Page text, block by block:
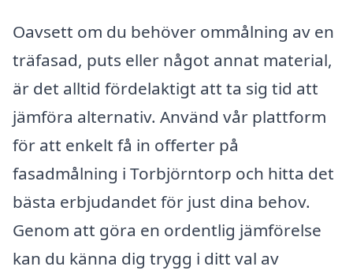
Oavsett om du behöver ommålning av en
träfasad, puts eller något annat material,
är det alltid fördelaktigt att ta sig tid att
jämföra alternativ. Använd vår plattform
för att enkelt få in offerter på
fasadmålning i Torbjörntorp och hitta det
bästa erbjudandet för just dina behov.
Genom att göra en ordentlig jämförelse
kan du känna dig trygg i ditt val av